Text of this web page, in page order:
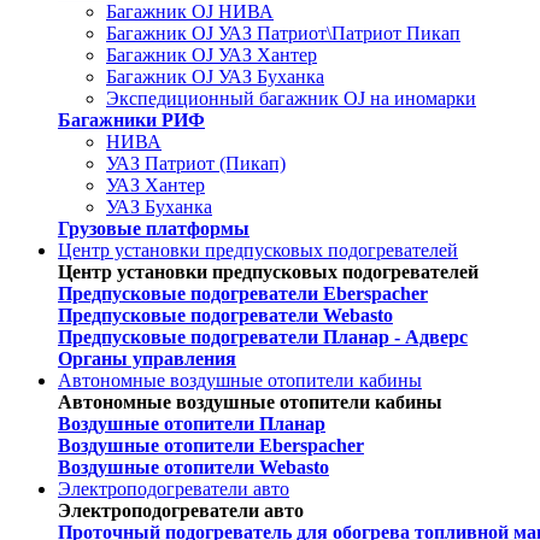
Багажник OJ НИВА
Багажник OJ УАЗ Патриот\Патриот Пикап
Багажник OJ УАЗ Хантер
Багажник OJ УАЗ Буханка
Экспедиционный багажник OJ на иномарки
Багажники РИФ
НИВА
УАЗ Патриот (Пикап)
УАЗ Хантер
УАЗ Буханка
Грузовые платформы
Центр установки предпусковых подогревателей
Центр установки предпусковых подогревателей
Предпусковые подогреватели Eberspacher
Предпусковые подогреватели Webasto
Предпусковые подогреватели Планар - Адверс
Органы управления
Автономные воздушные отопители кабины
Автономные воздушные отопители кабины
Воздушные отопители Планар
Воздушные отопители Eberspacher
Воздушные отопители Webasto
Электроподогреватели авто
Электроподогреватели авто
Проточный подогреватель для обогрева топливной